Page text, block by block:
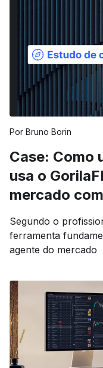
Por Bruno Borin
Case: Como
usa o
mercado
Segundo o
ferramenta
agente do mercado